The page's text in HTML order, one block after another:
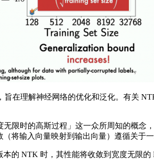
理解神经网络的优化和泛化。有关
时的高斯过程」这一众所周知的概念
将输入向量映射到输出向量）遵循关于
NTK 时，其性能将收敛到宽度无限的